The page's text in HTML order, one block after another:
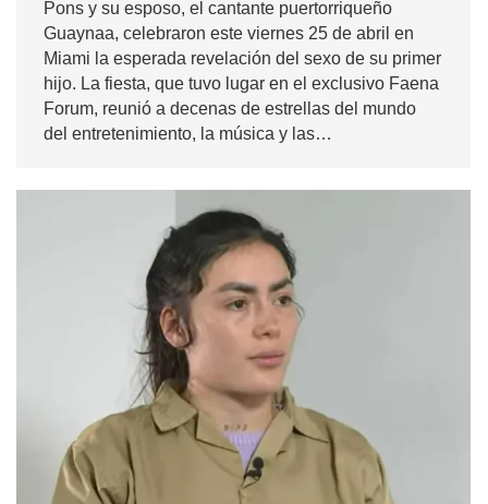
Pons y su esposo, el cantante puertorriqueño
Guaynaa, celebraron este viernes 25 de abril en
Miami la esperada revelación del sexo de su primer
hijo. La fiesta, que tuvo lugar en el exclusivo Faena
Forum, reunió a decenas de estrellas del mundo
del entretenimiento, la música y las…